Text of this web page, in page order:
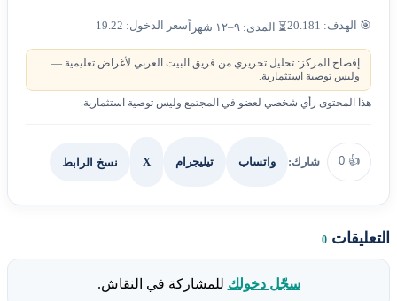
🎯 الهدف: 20.181 ⏳ المدى: ٩–١٢ شهراً سعر الدخول: 19.22
إفصاح المركز: تحليل تحريري من فريق البيت العربي لأغراض تعليمية —
وليس توصية استثمارية.
هذا المحتوى رأي شخصي لعضو في المجتمع وليس توصية استثمارية.
👍
0 شارك: واتساب تيليجرام X نسخ الرابط
التعليقات 0
سجّل دخولك للمشاركة في النقاش.